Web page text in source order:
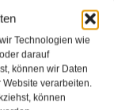
Technologien wie
darauf
können wir Daten
verarbeiten.
können